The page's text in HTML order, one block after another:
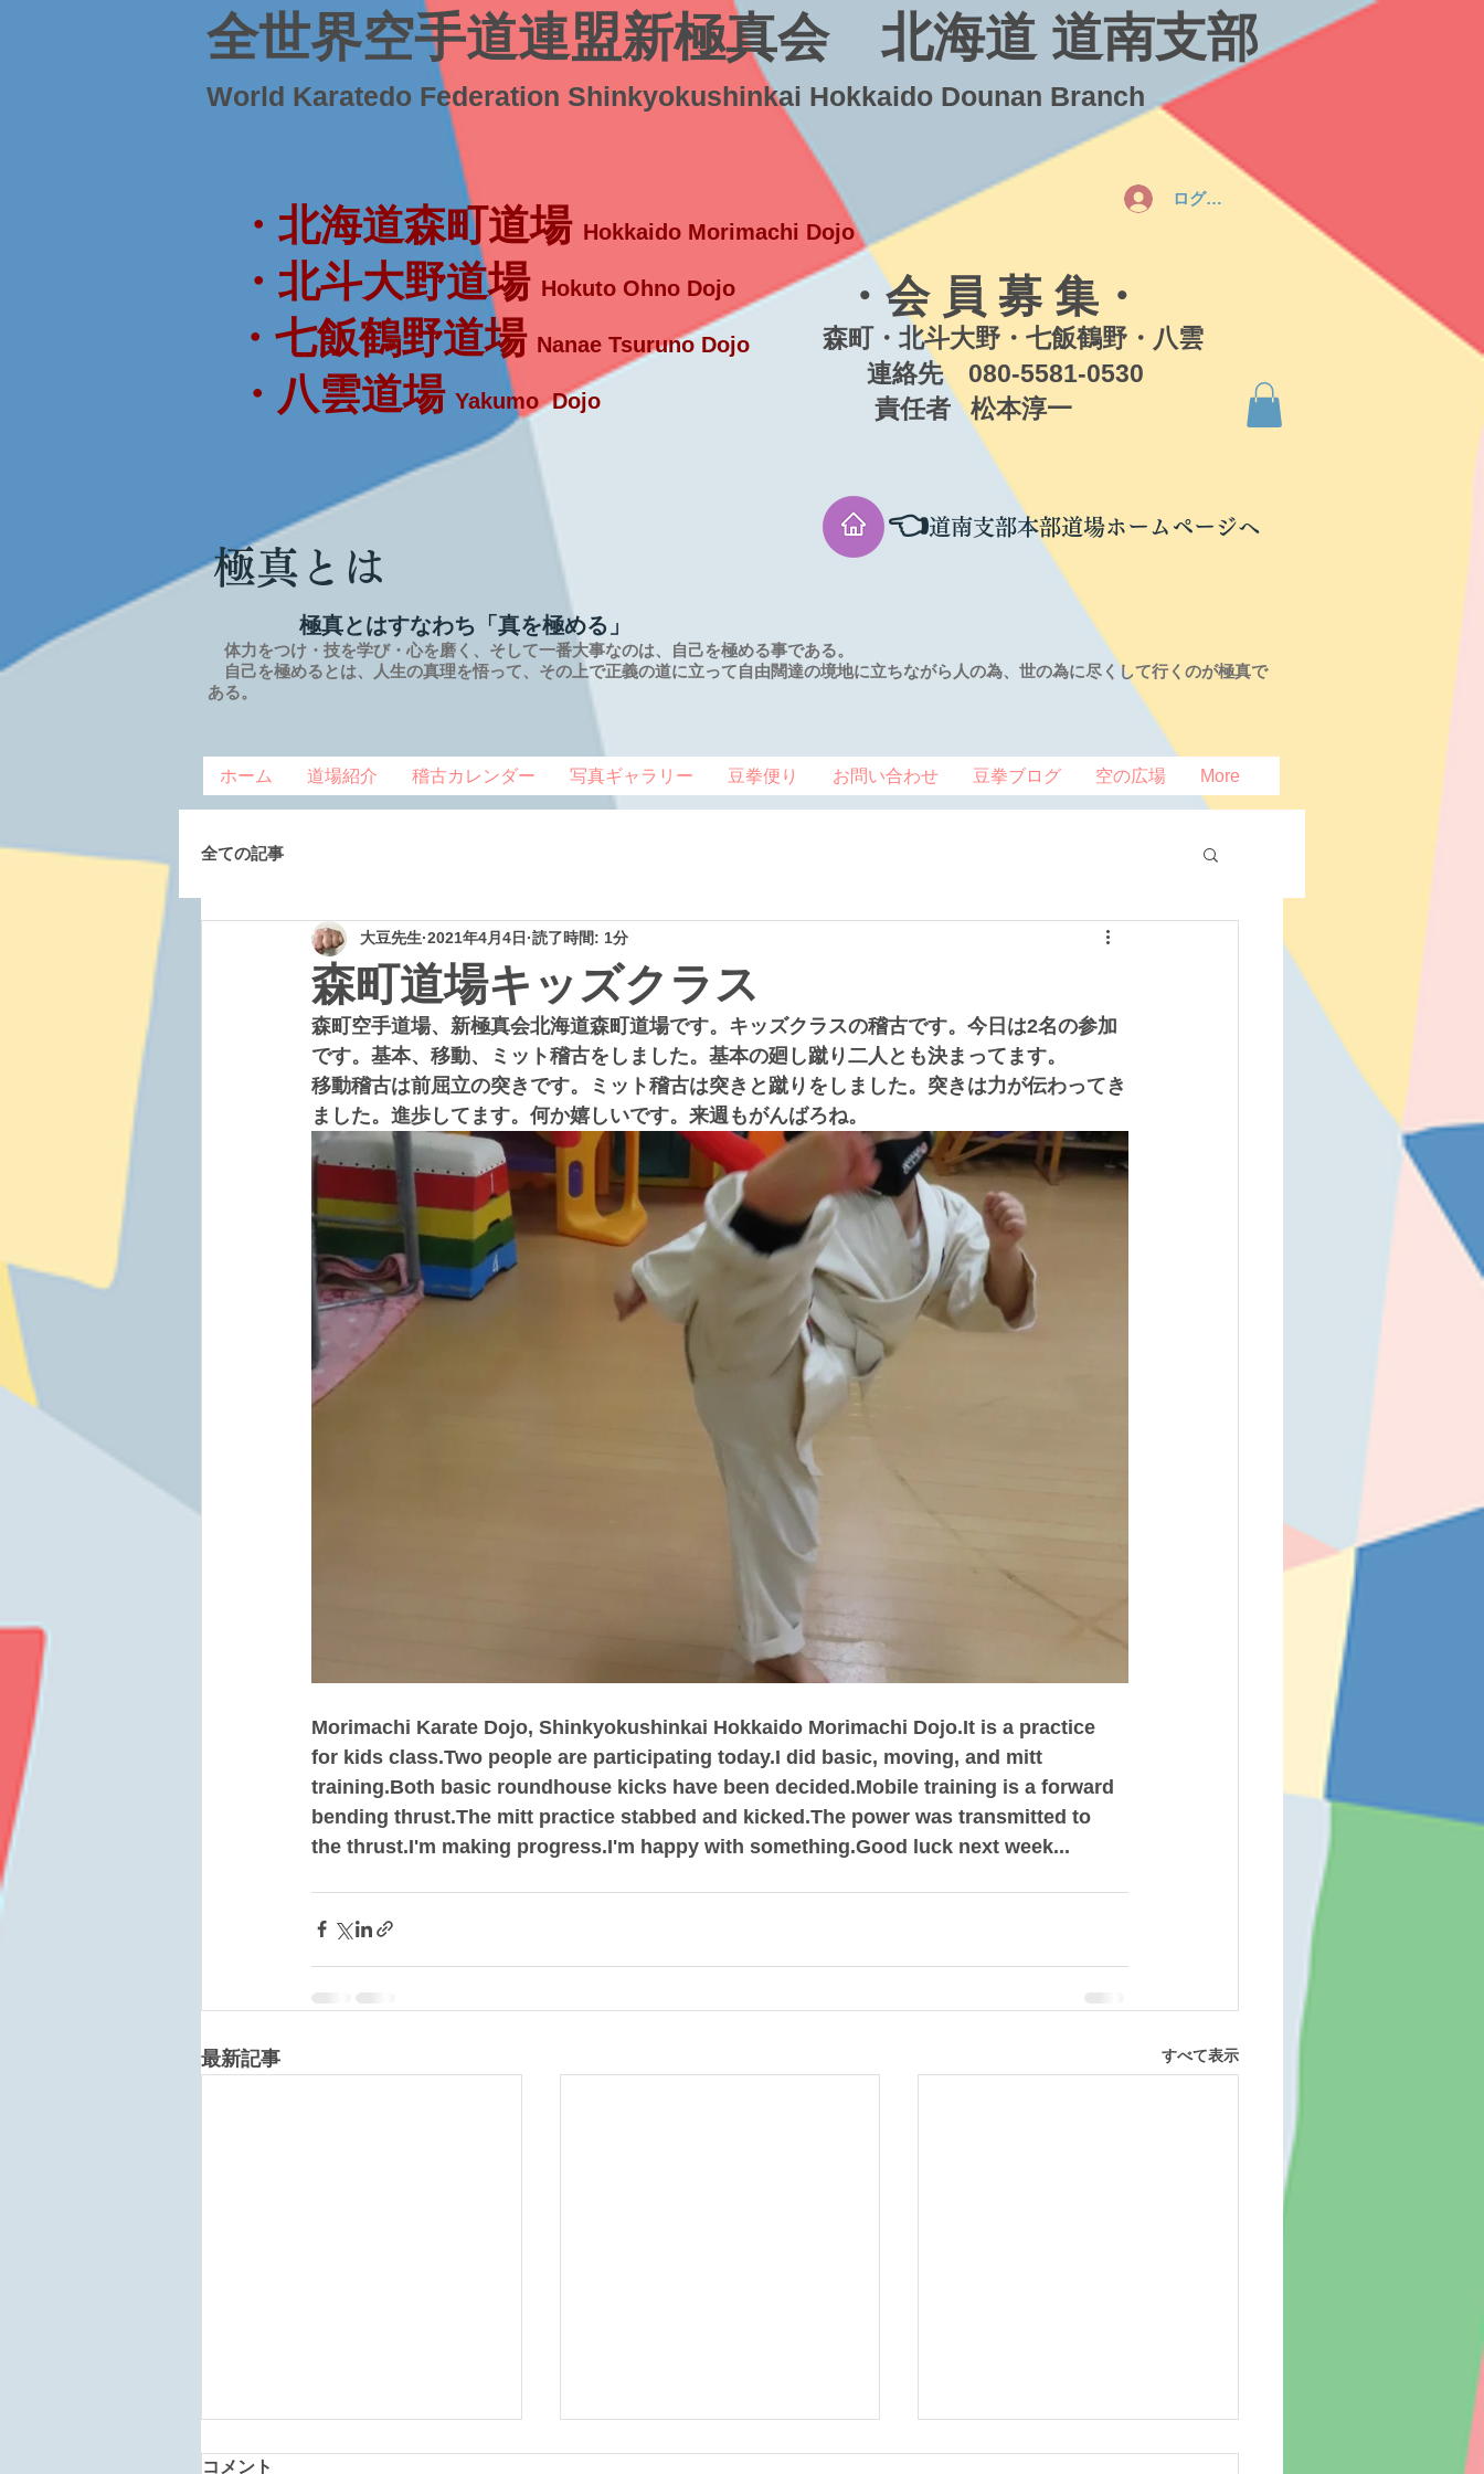
全世界空手道連盟新極真会 北海道 道南支部
World Karatedo Federation Shinkyokushinkai Hokkaido Dounan Branch
ログイン
・会 員 募 集・
森町・北斗大野・七飯鶴野・八雲
連絡先 080-5581-0530
責任者 松本淳一
・北海道森町道場 Hokkaido Morimachi Dojo
・北斗大野道場 Hokuto Ohno Dojo
・七飯鶴野道場 Nanae Tsuruno Dojo
・八雲道場 Yakumo Dojo
極真とは
👈道南支部本部道場ホームページへ
極真とはすなわち「真を極める」
体力をつけ・技を学び・心を磨く、そして一番大事なのは、自己を極める事である。
自己を極めるとは、
人生の真理を悟って、その上で正義の道に立って自由闊達の境地に立ちながら人の為、世の為に尽くして行くのが極真で
ある。
ホーム 道場紹介 稽古カレンダー 写真ギャラリー 豆拳便り お問い合わせ 豆拳ブログ 空の広場 More
全ての記事
森町道場キッズクラス
大豆先生 2021年4月4日 読了時間: 1分
森町空手道場、新極真会北海道森町道場です。キッズクラスの稽古です。今日は2名の参加
です。基本、移動、ミット稽古をしました。基本の廻し蹴り二人とも決まってます。
移動稽古は前屈立の突きです。ミット稽古は突きと蹴りをしました。突きは力が伝わってき
ました。進歩してます。何か嬉しいです。来週もがんばろね。
Morimachi Karate Dojo, Shinkyokushinkai Hokkaido Morimachi Dojo.It is a practice
for kids class.Two people are participating today.I did basic, moving, and mitt
training.Both basic roundhouse kicks have been decided.Mobile training is a forward
bending thrust.The mitt practice stabbed and kicked.The power was transmitted to
the thrust.I'm making progress.I'm happy with something.Good luck next week...
最新記事 すべて表示
コメント